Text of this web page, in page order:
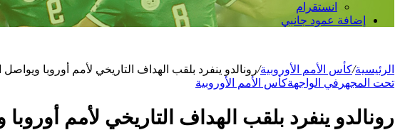
انستقرام
إضافة عمود جانبي
الرئيسية/كأس الأمم الأوروبية/رونالدو ينفرد بلقب الهداف التاريخي لأمم أوروبا
تحت المجهر في الواجهةكأس الأمم الأوروبية
رونالدو ينفرد بلقب الهداف التاريخي لأمم